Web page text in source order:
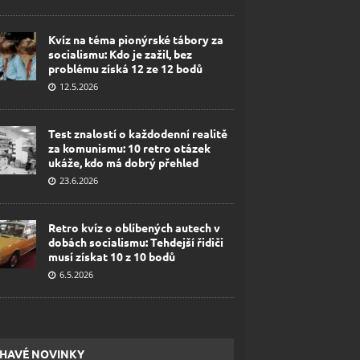
Kvíz na téma pionýrské tábory za
socialismu: Kdo je zažil, bez
problému získá 12 ze 12 bodů
12.5.2026
Test znalostí o každodenní realitě
za komunismu: 10 retro otázek
ukáže, kdo má dobrý přehled
23.6.2026
Retro kvíz o oblíbených autech v
dobách socialismu: Tehdejší řidiči
musí získat 10 z 10 bodů
6.5.2026
NOVINKY